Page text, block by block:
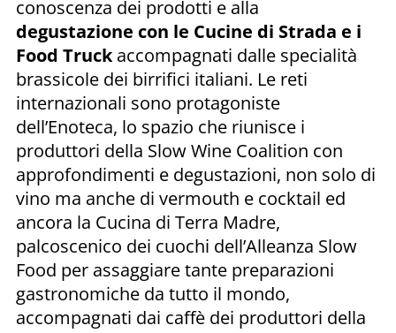
conoscenza dei prodotti e alla
degustazione con le Cucine di Strada e i
Food Truckaccompagnati dalle specialità
brassicole dei birrifici italiani. Le reti
internazionali sono protagoniste
dell’Enoteca, lo spazio che riunisce i
produttori della Slow Wine Coalition con
approfondimenti e degustazioni, non solo di
vino ma anche di vermouth e cocktail ed
ancora la Cucina di Terra Madre,
palcoscenico dei cuochi dell’Alleanza Slow
Food per assaggiare tante preparazioni
gastronomiche da tutto il mondo,
accompagnati dai caffè dei produttori della